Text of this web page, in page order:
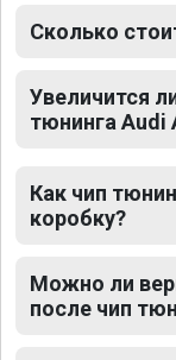
Сколько
Увеличится
тюнинга Audi
Как чип
коробку?
Можно ли
после чип